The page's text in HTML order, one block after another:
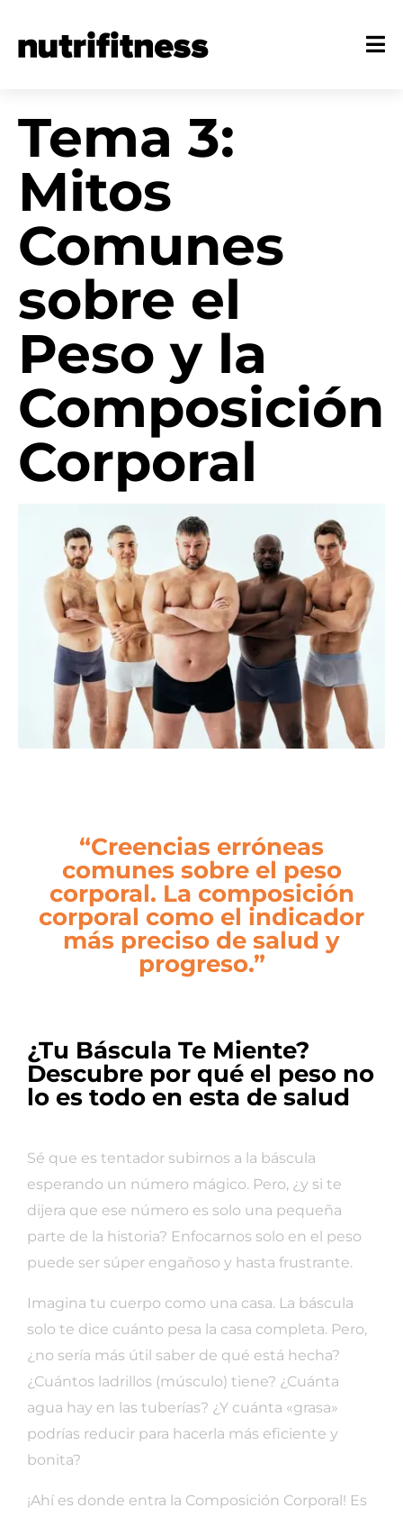
Tema 3:
Mitos
Comunes
sobre el
Peso y la
Composición
Corporal
“Creencias erróneas
comunes sobre el peso
corporal. La composición
corporal como el indicador
más preciso de salud y
progreso.”
¿Tu Báscula Te Miente?
Descubre por qué el peso no
lo es todo en esta de salud
Sé que es tentador subirnos a la báscula
esperando un número mágico. Pero, ¿y si te
dijera que ese número es solo una pequeña
parte de la historia? Enfocarnos solo en el peso
puede ser súper engañoso y hasta frustrante.
Imagina tu cuerpo como una casa. La báscula
solo te dice cuánto pesa la casa completa. Pero,
¿no sería más útil saber de qué está hecha?
¿Cuántos ladrillos (músculo) tiene? ¿Cuánta
agua hay en las tuberías? ¿Y cuánta «grasa»
podrías reducir para hacerla más eficiente y
bonita?
¡Ahí es donde entra la Composición Corporal! Es